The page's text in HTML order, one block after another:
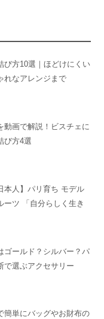
び方10選｜ほどけにくい
れなアレンジまで
動画で解説！ビスチェに
び方4選
本人】パリ育ち モデル
ーツ 「自分らしく生き
ゴールド？シルバー？パ
で選ぶアクセサリー
単にバッグやお財布の